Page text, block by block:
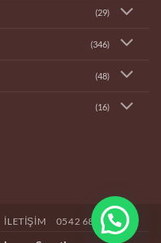
(29)
(346)
(48)
(16)
İLETIŞIM 0542 682 4192